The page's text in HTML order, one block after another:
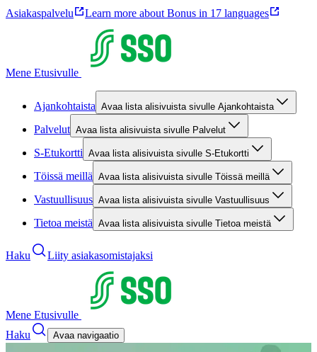
Asiakaspalvelu Learn more about Bonus in 17 languages
Mene Etusivulle
Ajankohtaista Avaa lista alisivuista sivulle Ajankohtaista
Palvelut Avaa lista alisivuista sivulle Palvelut
S-Etukortti Avaa lista alisivuista sivulle S-Etukortti
Töissä meillä Avaa lista alisivuista sivulle Töissä meillä
Vastuullisuus Avaa lista alisivuista sivulle Vastuullisuus
Tietoa meistä Avaa lista alisivuista sivulle Tietoa meistä
Haku Liity asiakasomistajaksi
Mene Etusivulle
Haku
Avaa navigaatio